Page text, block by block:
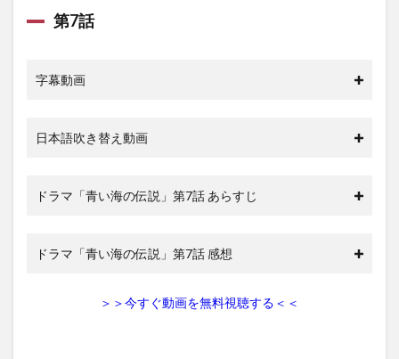
第7話
字幕動画
日本語吹き替え動画
ドラマ「青い海の伝説」第7話 あらすじ
ドラマ「青い海の伝説」第7話 感想
＞＞今すぐ動画を無料視聴する＜＜